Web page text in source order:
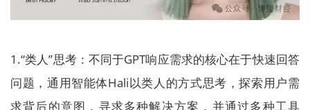
1.“类人”思考：不同于GPT响应需求的核心在于快速回答
问题，通用智能体Hali以类人的方式思考，探索用户需
求背后的意图，寻求多种解决方案，并通过多种工具